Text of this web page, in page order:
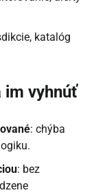
katalóg
im vyhnúť
: chýba
: bez